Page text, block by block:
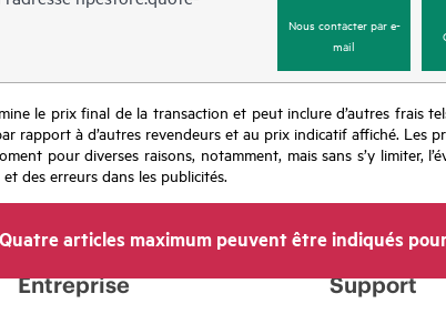
Nous contacter par e-
mail
le prix final de la transaction et peut inclure d’autres frais
rapport à d’autres revendeurs et au prix indicatif affiché. Les
pour diverses raisons, notamment, mais sans s’y limiter,
des erreurs dans les publicités.
Quatre articles maximum peuvent être indiqués
Entreprise Support